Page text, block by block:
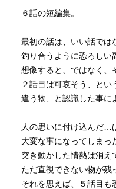
６話の短編集。
最初の話は、いい話で
釣り合うように恐ろしい
想像すると、ではなく、
２話目は可哀そう、とい
違う物、と認識した事に
人の思いに付け込んだ…
大変な事になってしまっ
突き動かした情熱は消え
ただ直視できない物が残
それを思えば、５話目も